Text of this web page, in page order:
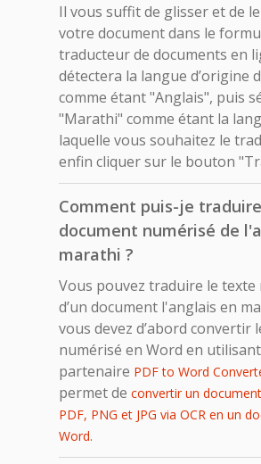
Il vous suffit de glisser et de
votre document dans le
traducteur de documents en
détectera la langue d’origine
comme étant "Anglais", puis
"Marathi" comme étant la
laquelle vous souhaitez le
enfin cliquer sur le bouton
Comment puis-je
document numérisé de
marathi ?
Vous pouvez traduire le texte
d’un document l'anglais en
vous devez d’abord convertir
numérisé en Word en
partenaire PDF to Word
permet de convertir un
PDF, PNG et JPG via OCR en un
Word.